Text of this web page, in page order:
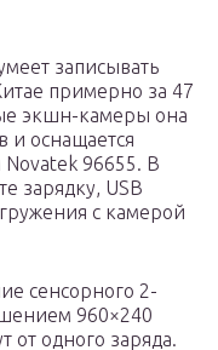
записывать
примерно за 47
экшн-камеры она
и оснащается
96655. В
зарядку, USB
с камерой
сенсорного 2-
960×240
от одного заряда.